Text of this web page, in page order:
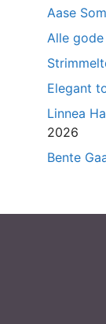
Aase
Alle
Elegant
Linnea
2026
Bente